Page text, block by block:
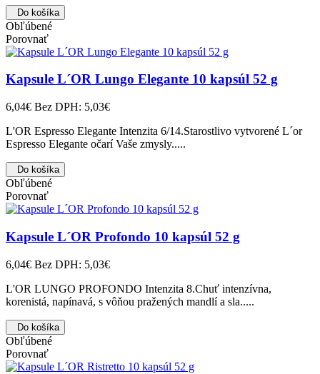
Do košíka
Obľúbené
Porovnať
Kapsule L´OR Lungo Elegante 10 kapsúl 52 g
6,04€ Bez DPH: 5,03€
L'OR Espresso Elegante Intenzita 6/14.Starostlivo vytvorené L´or
Espresso Elegante očarí Vaše zmysly.....
Do košíka
Obľúbené
Porovnať
Kapsule L´OR Profondo 10 kapsúl 52 g
6,04€ Bez DPH: 5,03€
L'OR LUNGO PROFONDO Intenzita 8.Chuť intenzívna,
korenistá, napínavá, s vôňou pražených mandlí a sla.....
Do košíka
Obľúbené
Porovnať